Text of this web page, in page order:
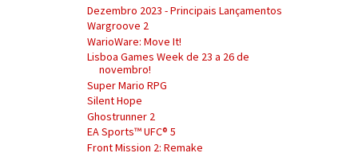
Dezembro 2023 - Principais Lançamentos
Wargroove 2
WarioWare: Move It!
Lisboa Games Week de 23 a 26 de
novembro!
Super Mario RPG
Silent Hope
Ghostrunner 2
EA Sports™ UFC® 5
Front Mission 2: Remake